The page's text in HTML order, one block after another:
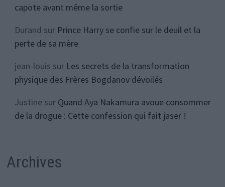
capote avant même la sortie
Durand sur Prince Harry se confie sur le deuil et la
perte de sa mère
jean-louis sur Les secrets de la transformation
physique des Frères Bogdanov dévoilés
Justinesur Quand Aya Nakamura avoue consommer
de la drogue : Cette confession qui fait jaser !
Archives